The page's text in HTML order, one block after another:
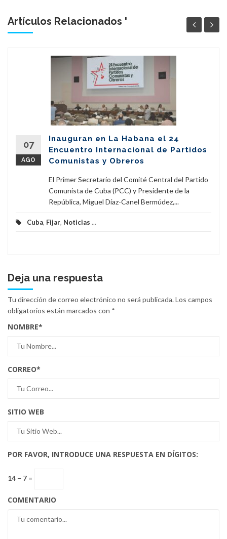
Artículos Relacionados '
07
AGO
Inauguran en La Habana el 24
Encuentro Internacional de Partidos
Comunistas y Obreros
El Primer Secretario del Comité Central del Partido
Comunista de Cuba (PCC) y Presidente de la
República, Miguel Díaz-Canel Bermúdez,...
Cuba, Fijar, Noticias ...
Deja una respuesta
Tu dirección de correo electrónico no será publicada.Los campos
obligatorios están marcados con *
NOMBRE*
CORREO*
SITIO WEB
POR FAVOR, INTRODUCE UNA RESPUESTA EN DÍGITOS:
14 − 7 =
COMENTARIO